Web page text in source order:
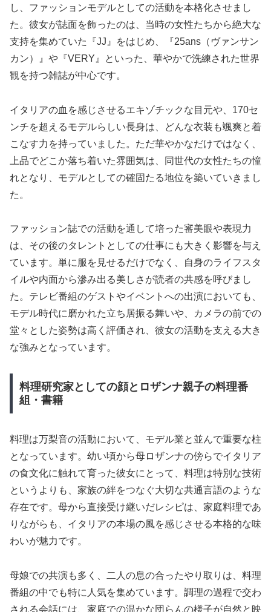
し、ファッションモデルとしての活動を本格化させまし
た。彼女が誌面を飾ったのは、当時の女性たちから絶大な
支持を集めていた『JJ』をはじめ、『25ans（ヴァンサン
カン）』や『VERY』といった、華やかで洗練された世界
観を持つ雑誌が中心です。
イタリアの血を感じさせるエキゾチックな目元や、170セ
ンチを超えるモデルらしい長身は、どんな衣装も颯爽と着
こなす力を持っていました。ただ華やかなだけではなく、
上品でどこか落ち着いた雰囲気は、同世代の女性たちの憧
れとなり、モデルとしての確固たる地位を築いていきまし
た。
ファッション誌での活動を通して培った審美眼や表現力
は、その後のタレントとしての仕事にも大きく影響を与え
ています。単に服を見せるだけでなく、自身のライフスタ
イルや内面から滲み出る美しさが読者の共感を呼びまし
た。テレビ番組のゲストやイベントへの出演においても、
モデル時代に磨かれた立ち居振る舞いや、カメラの前での
堂々とした姿勢は高く評価され、彼女の活動を支える大き
な強みとなっています。
料理研究家としての顔とロザンナ親子の料理番
組・書籍
料理は万梨音の活動において、モデル業と並んで重要な柱
となっています。幼い頃から母ロザンナの傍らでイタリア
の食文化に触れて育った彼女にとって、料理は特別な技術
というよりも、家族の絆をつなぐ大切な共通言語のような
存在です。母から直接受け継いだレシピは、家庭料理であ
りながらも、イタリアの本場の風を感じさせる本格的な味
わいが魅力です。
母娘での共演も多く、二人の息の合ったやり取りは、料理
番組の中でも特に人気を集めています。調理の過程で交わ
される会話には、家庭での温かな団らんの様子が自然と映